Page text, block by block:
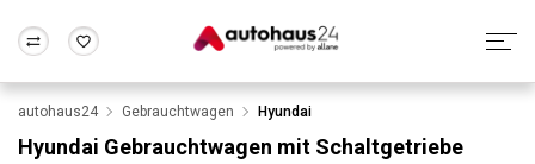
Wir bewerten dein Auto
Alle Fragen & Antworten
Rund um die Inzahlungnahme
autohaus24 Gebrauchtwagen Hyundai
Hyundai Gebrauchtwagen mit Schaltgetriebe